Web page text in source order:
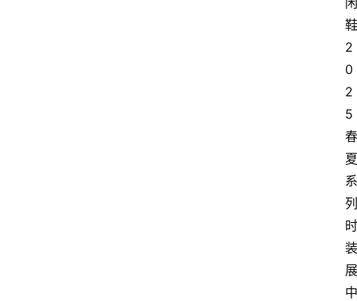
鞋
2
0
2
5
春
夏
系
列
时
装
展
中